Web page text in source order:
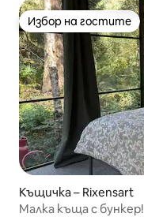
Избор на гостите
Избор на гостите
Къщичка – Rixensart
Малка къща с бункер!